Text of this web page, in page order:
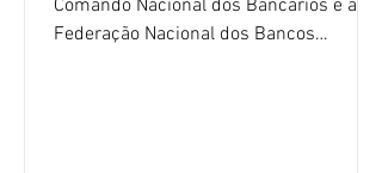
Comando Nacional dos Bancários e a
Federação Nacional dos Bancos